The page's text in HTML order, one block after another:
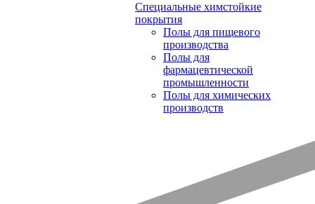
Специальные химстойкие
покрытия
Полы для пищевого
производства
Полы для
фармацевтической
промышленности
Полы для химических
производств